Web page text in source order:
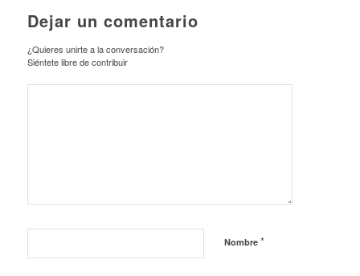
Dejar un comentario
¿Quieres unirte a la conversación?
Siéntete libre de contribuir
Nombre *